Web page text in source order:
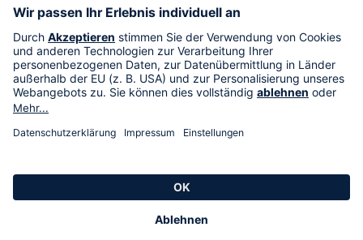
Im TV
HSE International